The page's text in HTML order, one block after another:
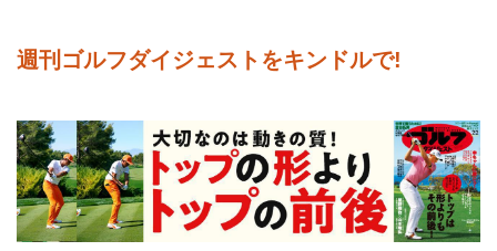
週刊ゴルフダイジェストをキンドルで!